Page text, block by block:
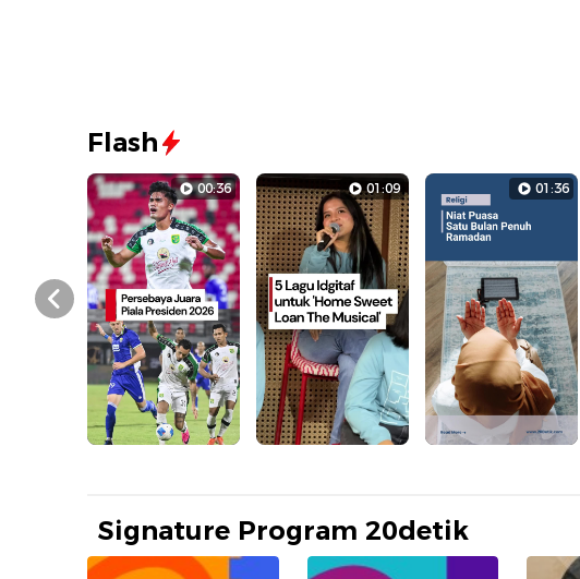
Flash
00:36 01:09 01:36
Prev
Signature Program 20detik